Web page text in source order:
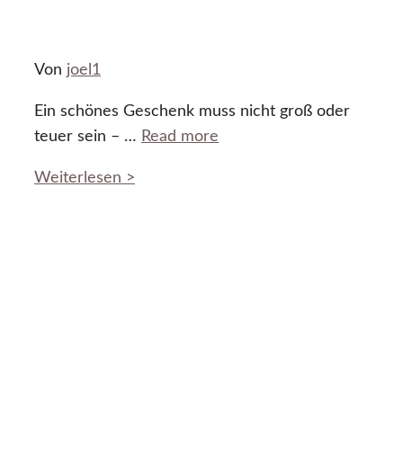
Von joel1
Ein schönes Geschenk muss nicht groß oder
teuer sein – … Read more
Weiterlesen >